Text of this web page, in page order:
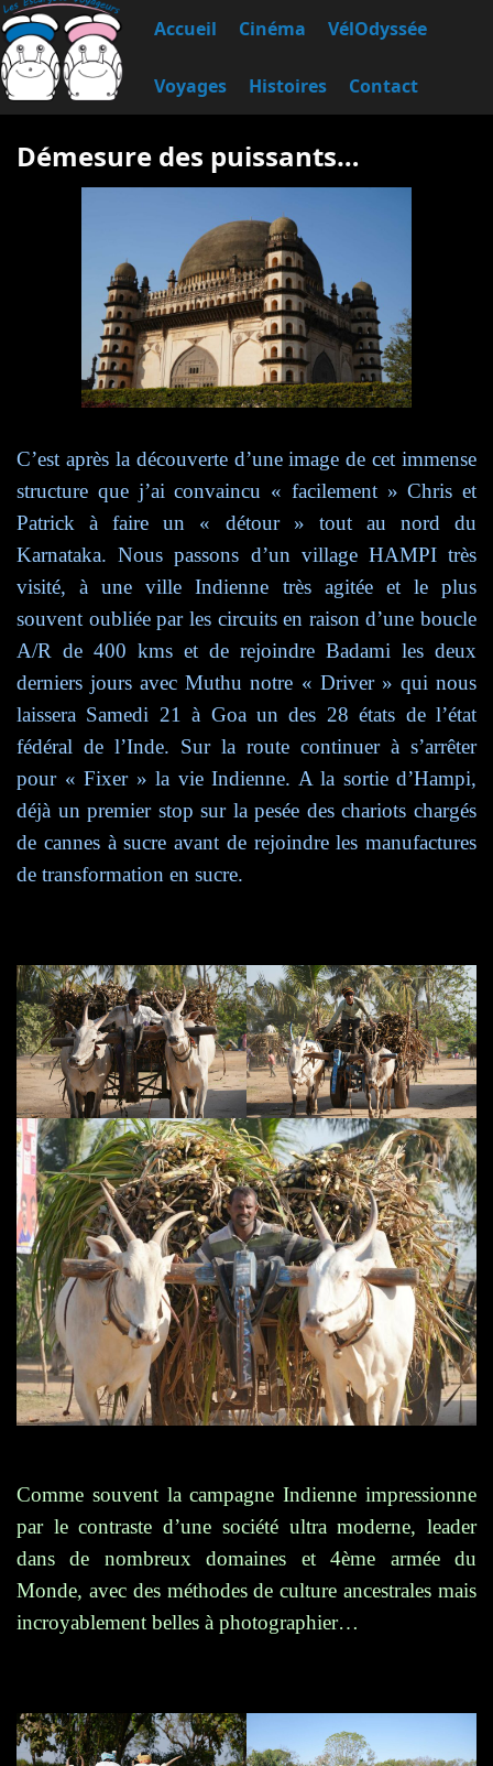
Accueil Cinéma VélOdyssée
Voyages Histoires Contact
Démesure des puissants…
C’est après la découverte d’une image de cet immense
structure que j’aiconvaincu « facilement »Chris et
Patrick à faire un « détour » tout au nord du
Karnataka. Nous passons d’un village HAMPI très
visité, à une ville Indienne très agitée et le plus
souvent oubliée par les circuits en raison d’une boucle
A/R de 400 kms et de rejoindre Badami les deux
derniers jours avec Muthu notre « Driver » qui nous
laissera Samedi 21 à Goa undes 28 états de l’état
fédéral de l’Inde. Sur la route continuer à s’arrêter
pour « Fixer » la vie Indienne. A la sortie d’Hampi,
déjà un premier stop sur la pesée des chariots chargés
de cannes à sucre avant de rejoindre les manufactures
de transformation en sucre.
Comme souvent la campagne Indienne impressionne
par le contraste d’une société ultra moderne, leader
dans de nombreux domaines et 4ème armée du
Monde, avec des méthodes de culture ancestrales mais
incroyablement belles à photographier…